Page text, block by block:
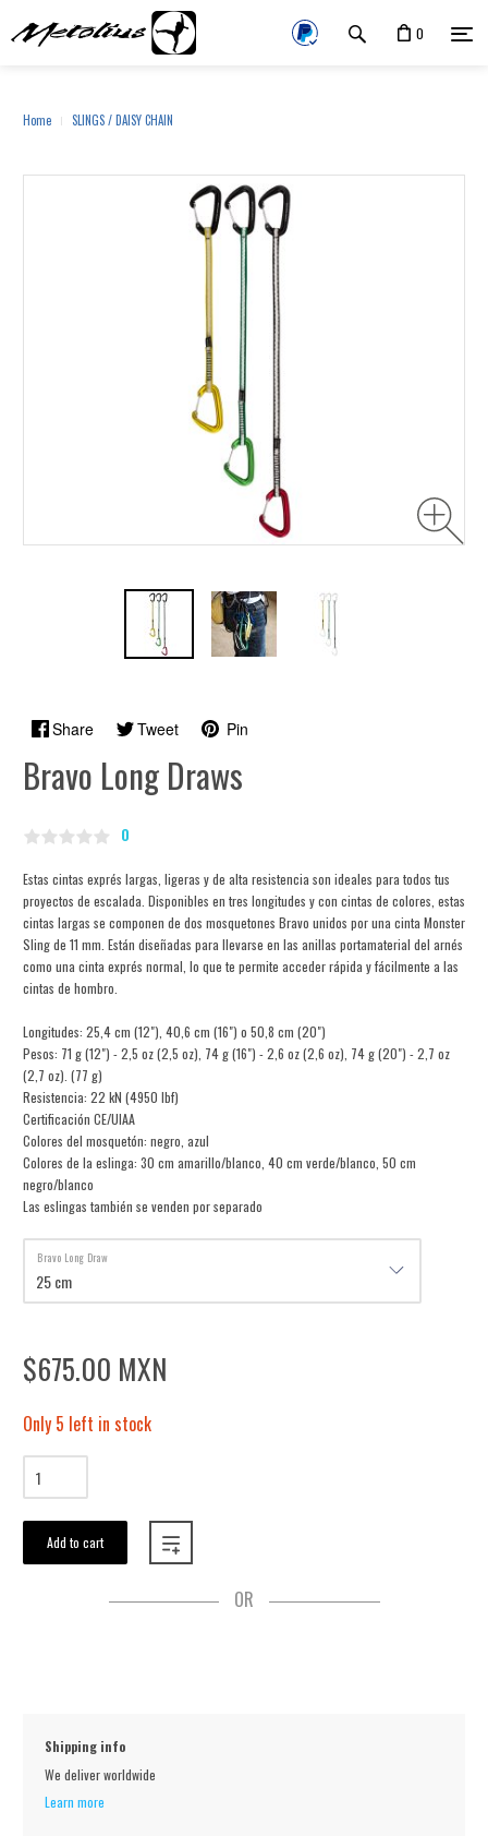
0
Home SLINGS / DAISY CHAIN
Share Tweet Pin
Bravo Long Draws
0
Estas cintas exprés largas, ligeras y de alta resistencia son ideales para todos tus
proyectos de escalada. Disponibles en tres longitudes y con cintas de colores, estas
cintas largas se componen de dos mosquetones Bravo unidos por una cinta Monster
Sling de 11 mm. Están diseñadas para llevarse en las anillas portamaterial del arnés
como una cinta exprés normal, lo que te permite acceder rápida y fácilmente a las
cintas de hombro.
Longitudes: 25,4 cm (12"), 40,6 cm (16") o 50,8 cm (20")
Pesos: 71 g (12") - 2,5 oz (2,5 oz), 74 g (16") - 2,6 oz (2,6 oz), 74 g (20") - 2,7 oz
(2,7 oz). (77 g)
Resistencia: 22 kN (4950 lbf)
Certificación CE/UIAA
Colores del mosquetón: negro, azul
Colores de la eslinga: 30 cm amarillo/blanco, 40 cm verde/blanco, 50 cm
negro/blanco
Las eslingas también se venden por separado
Bravo Long Draw
$675.00 MXN
Only 5 left in stock
Add to cart
OR
Shipping info
We deliver worldwide
Learn more